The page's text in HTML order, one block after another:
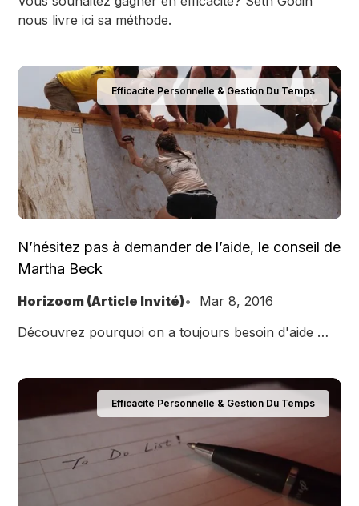
nous livre ici sa méthode.
Efficacite Personnelle & Gestion Du Temps
N’hésitez pas à demander de l’aide, le conseil de
Martha Beck
Horizoom (Article Invité)
Mar 8, 2016
Découvrez pourquoi on a toujours besoin d'aide …
Efficacite Personnelle & Gestion Du Temps